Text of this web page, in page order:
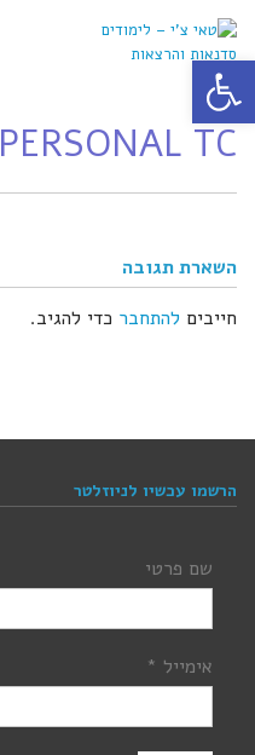
PERSONAL TC
השארת תגובה
חייבים להתחבר כדי להגיב.
הרשמו עכשיו לניוזלטר
שם פרטי
אימייל *
פתח סרגל נגישות